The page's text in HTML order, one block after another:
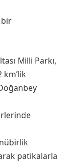
bir
Milli Parkı,
km’lik
patikalarla